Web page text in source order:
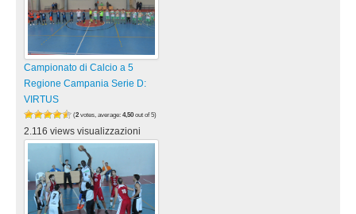
Campionato di Calcio a 5
Regione Campania Serie D:
VIRTUS
(2 votes, average: 4,50 out of 5)
2.116 views visualizzazioni